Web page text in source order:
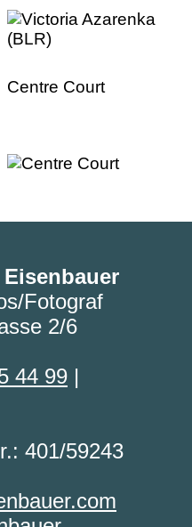
Centre Court
Fotograf
2/6
44 99 |
401/59243